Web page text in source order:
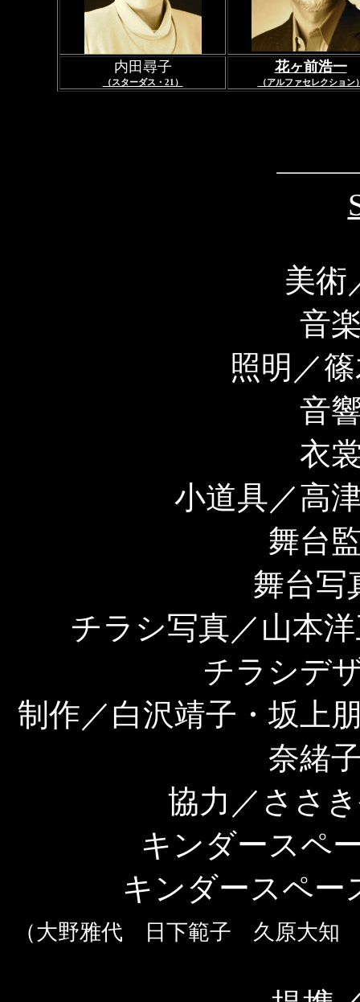
内田尋子
（スターダス・21）
花ヶ前浩一
（アルファセレクション
美術
音
照明／
音
衣
小道具／高
舞台
舞台写
チラシ写真／山本
チラシデ
制作／白沢靖子・坂上
奈緒
協力／ささ
キンダースペ
キンダースペー
（大野雅代 日下範子 久原大